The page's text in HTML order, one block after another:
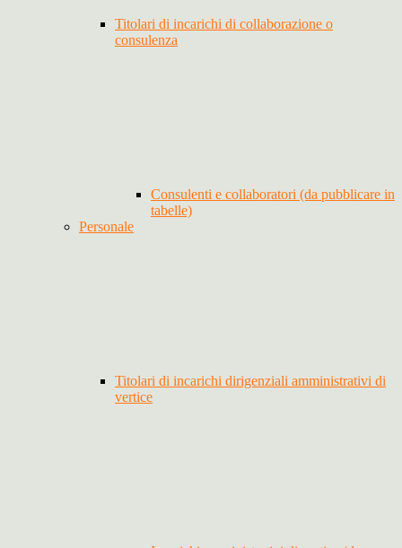
Titolari di incarichi di collaborazione o
consulenza
Consulenti e collaboratori (da pubblicare in
tabelle)
Personale
Titolari di incarichi dirigenziali amministrativi di
vertice